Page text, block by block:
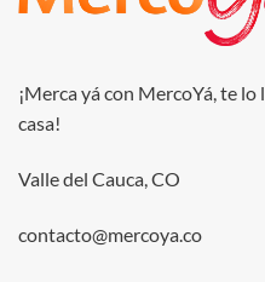
¡Merca yá con MercoYá, te
casa!
Valle del Cauca, CO
contacto@mercoya.co